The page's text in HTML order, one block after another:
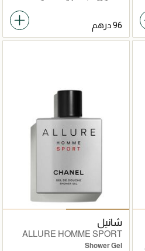
شانيل
ALLURE HOMME SPORT
جل للاستحمام
Shower Gel